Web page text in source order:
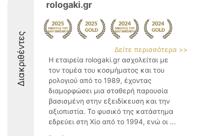
Διακριθέντες
rologaki.gr
Δείτε περισσότερα >>
Η εταιρεία rologaki.gr ασχολείται με
τον τομέα του κοσμήματος και του
ρολογιού από το 1989, έχοντας
διαμορφώσει μια σταθερή παρουσία
βασισμένη στην εξειδίκευση και την
αξιοπιστία. Το φυσικό της κατάστημα
εδρεύει στη Χίο από το 1994, ενώ οι ...